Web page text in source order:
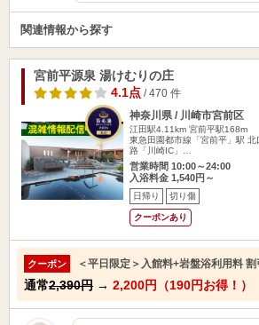
関連情報から探す
宮前平源泉 湯けむりの庄
4.1点/ 470 件
神奈川県 / 川崎市宮前区
江田駅4.11km 宮前平駅168m
東急田園都市線「宮前平」駅
路「川崎IC」…
営業時間 10:00～24:00
入浴料金 1,540円～
日帰り 切り傷
クーポンあり
クーポン ＜平日限定＞入館料+岩盤浴利用料
通常2,390円 → 2,200円（190円お得！）